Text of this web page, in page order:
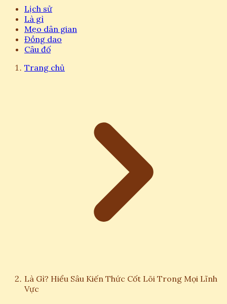
Lịch sử
Là gì
Mẹo dân gian
Đồng dao
Câu đố
Trang chủ
Là Gì? Hiểu Sâu Kiến Thức Cốt Lõi Trong Mọi Lĩnh
Vực